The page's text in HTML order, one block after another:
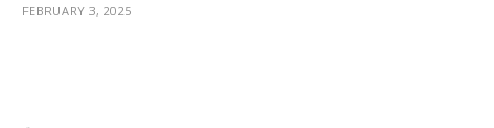
FEBRUARY 3, 2025